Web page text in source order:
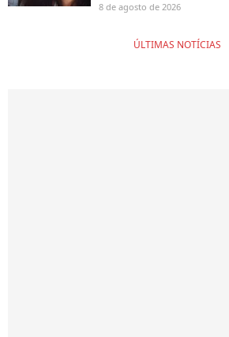
8 de agosto de 2026
ÚLTIMAS NOTÍCIAS